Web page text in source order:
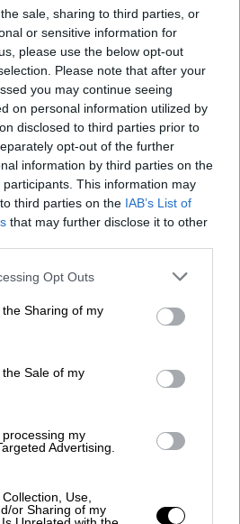
sale, sharing to third parties, or
or sensitive information for
please use the below opt-out
Please note that after your
you may continue seeing
on personal information utilized by
disclosed to third parties prior to
opt-out of the further
information by third parties on the
participants. This information may
third parties on the IAB’s List of
that may further disclose it to other
app uses one or more Google
usage behaviour. You may click to
Google and its third-party tags to
purposes in below Google
Opt Outs
Sharing of my
Sale of my
my
Advertising.
Use,
or Sharing of my
τα εμβόλια είναι
και ασφαλή
και ενόρκων
δίκη ξεκίνησε στις7
ακροαματική διαδικασία
ευαίσθητων
των ανήλικων
δικαστών και ενόρκων
καταδικάστηκε
ισόβια κάθειρξη συν 80
της Βουλής
βίαζε κατ/